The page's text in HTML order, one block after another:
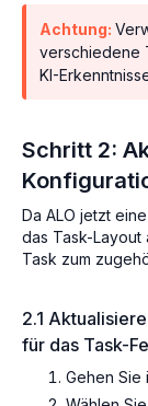
Achtung:
verschiedene
KI-
Schritt 2:
Da ALO jetzt
das Task-Layout
Task zum
2.1
für das Task-
Gehen Sie